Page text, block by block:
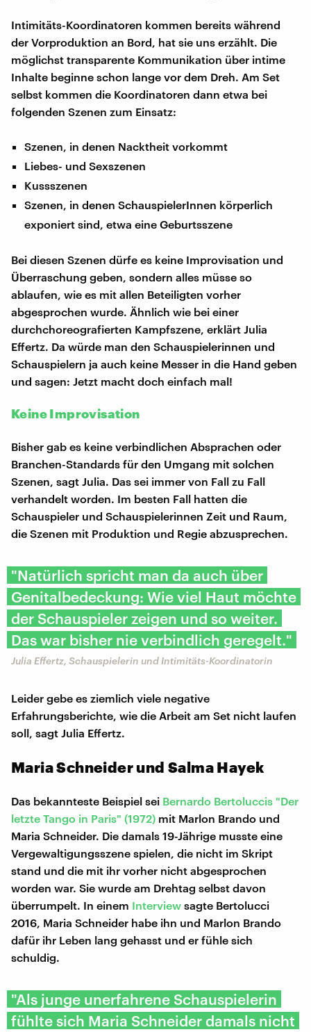
Intimitäts-Koordinatoren kommen bereits während
der Vorproduktion an Bord, hat sie uns erzählt. Die
möglichst transparente Kommunikation über intime
Inhalte beginne schon lange vor dem Dreh. Am Set
selbst kommen die Koordinatoren dann etwa bei
folgenden Szenen zum Einsatz:
Szenen, in denen Nacktheit vorkommt
Liebes- und Sexszenen
Kussszenen
Szenen, in denen SchauspielerInnen körperlich
exponiert sind, etwa eine Geburtsszene
Bei diesen Szenen dürfe es keine Improvisation und
Überraschung geben, sondern alles müsse so
ablaufen, wie es mit allen Beteiligten vorher
abgesprochen wurde. Ähnlich wie bei einer
durchchoreografierten Kampfszene, erklärt Julia
Effertz. Da würde man den Schauspielerinnen und
Schauspielern ja auch keine Messer in die Hand geben
und sagen: Jetzt macht doch einfach mal!
Keine Improvisation
Bisher gab es keine verbindlichen Absprachen oder
Branchen-Standards für den Umgang mit solchen
Szenen, sagt Julia. Das sei immer von Fall zu Fall
verhandelt worden. Im besten Fall hatten die
Schauspieler und Schauspielerinnen Zeit und Raum,
die Szenen mit Produktion und Regie abzusprechen.
"Natürlich spricht man da auch über
Genitalbedeckung: Wie viel Haut möchte
der Schauspieler zeigen und so weiter.
Das war bisher nie verbindlich geregelt."
Julia Effertz, Schauspielerin und Intimitäts-Koordinatorin
Leider gebe es ziemlich viele negative
Erfahrungsberichte, wie die Arbeit am Set nicht laufen
soll, sagt Julia Effertz.
Maria Schneider und Salma Hayek
Das bekannteste Beispiel sei Bernardo Bertoluccis "Der
letzte Tango in Paris" (1972) mit Marlon Brando und
Maria Schneider. Die damals 19-Jährige musste eine
Vergewaltigungsszene spielen, die nicht im Skript
stand und die mit ihr vorher nicht abgesprochen
worden war. Sie wurde am Drehtag selbst davon
überrumpelt. In einem Interview sagte Bertolucci
2016, Maria Schneider habe ihn und Marlon Brando
dafür ihr Leben lang gehasst und er fühle sich
schuldig.
"Als junge unerfahrene Schauspielerin
fühlte sich Maria Schneider damals nicht